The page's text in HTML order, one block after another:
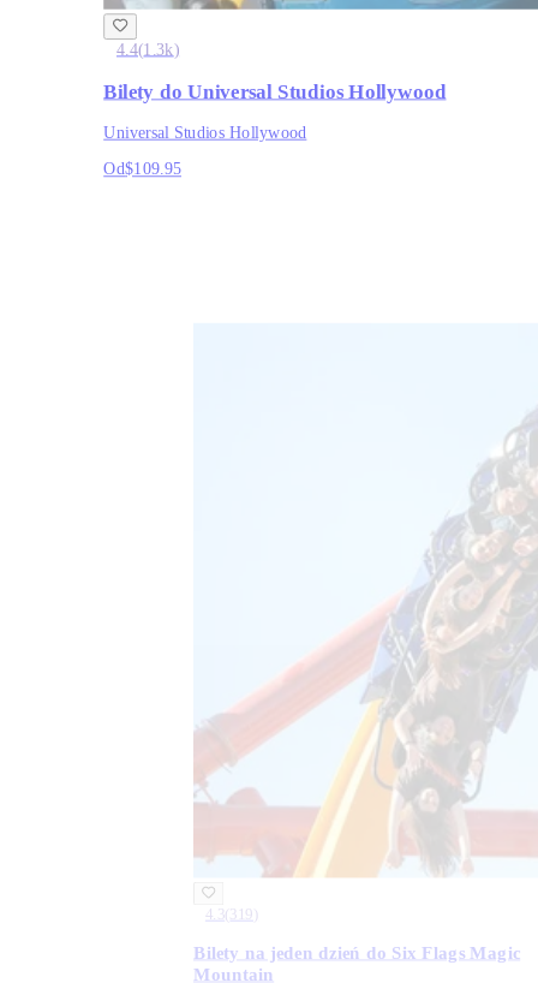
4.4(1.3k)
Bilety do Universal Studios Hollywood
Universal Studios Hollywood
Od$109.95
4.3( 319 )
Bilety na jeden dzień do Six Flags Magic
Mountain